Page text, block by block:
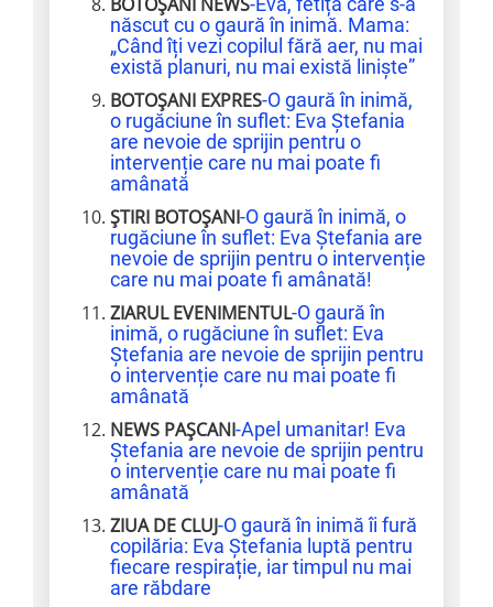
născut cu o gaură în inimă. Mama:
„Când îți vezi copilul fără aer, nu mai
există planuri, nu mai există liniște”
BOTOȘANI EXPRES-O gaură în inimă,
o rugăciune în suflet: Eva Ștefania
are nevoie de sprijin pentru o
intervenție care nu mai poate fi
amânată
ȘTIRI BOTOȘANI-O gaură în inimă, o
rugăciune în suflet: Eva Ștefania are
nevoie de sprijin pentru o intervenție
care nu mai poate fi amânată!
ZIARUL EVENIMENTUL-O gaură în
inimă, o rugăciune în suflet: Eva
Ștefania are nevoie de sprijin pentru
o intervenție care nu mai poate fi
amânată
NEWS PAȘCANI-Apel umanitar! Eva
Ștefania are nevoie de sprijin pentru
o intervenție care nu mai poate fi
amânată
ZIUA DE CLUJ-O gaură în inimă îi fură
copilăria: Eva Ștefania luptă pentru
fiecare respirație, iar timpul nu mai
are răbdare